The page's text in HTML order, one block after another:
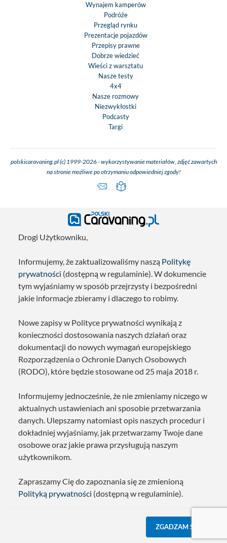
Wynajem kamperów
Podróże
Przegląd rynku
Prezentacje pojazdów
Przepisy prawne
Dobrze wiedzieć
Wieści z warsztatu
Nasze testy
4x4
Nasze rozmowy
Niezwykłostki
Podcasty
Targi
polskicaravaning.pl (c) 1999-2026 - wykorzystywanie materiałów, zdjęć zawartych
na stronie możliwe po otrzymaniu odpowiedniej zgody!
Drogi Użytkowniku,
Informujemy, że zaktualizowaliśmy naszą Politykę
prywatności (dostępną w regulaminie). W dokumencie
tym wyjaśniamy w sposób przejrzysty i bezpośredni
jakie informacje zbieramy i dlaczego to robimy.
Nowe zapisy w Polityce prywatności wynikają z
konieczności dostosowania naszych działań oraz
dokumentacji do nowych wymagań europejskiego
Rozporządzenia o Ochronie Danych Osobowych
(RODO), które będzie stosowane od 25 maja 2018 r.
Informujemy jednocześnie, że nie zmieniamy niczego w
aktualnych ustawieniach ani sposobie przetwarzania
danych. Ulepszamy natomiast opis naszych procedur i
dokładniej wyjaśniamy, jak przetwarzamy Twoje dane
osobowe oraz jakie prawa przysługują naszym
użytkownikom.
Zapraszamy Cię do zapoznania się ze zmienioną
Polityką prywatności (dostępną w regulaminie).
ZGADZAM SIĘ